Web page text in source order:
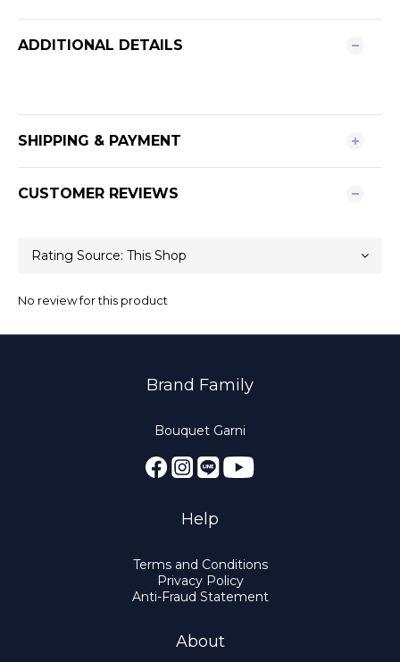
ADDITIONAL DETAILS
SHIPPING & PAYMENT
CUSTOMER REVIEWS
No review for this product
Brand Family
Bouquet Garni
Help
Terms and Conditions
Privacy Policy
Anti-Fraud Statement
About